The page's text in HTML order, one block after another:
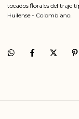
tocados florales del traje
Huilense - Colombiano.